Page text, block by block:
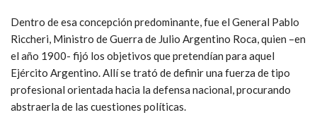
Dentro de esa concepción predominante, fue el General Pablo
Riccheri, Ministro de Guerra de Julio Argentino Roca, quien –en
el año 1900- fijó los objetivos que pretendían para aquel
Ejército Argentino. Allí se trató de definir una fuerza de tipo
profesional orientada hacia la defensa nacional, procurando
abstraerla de las cuestiones políticas.